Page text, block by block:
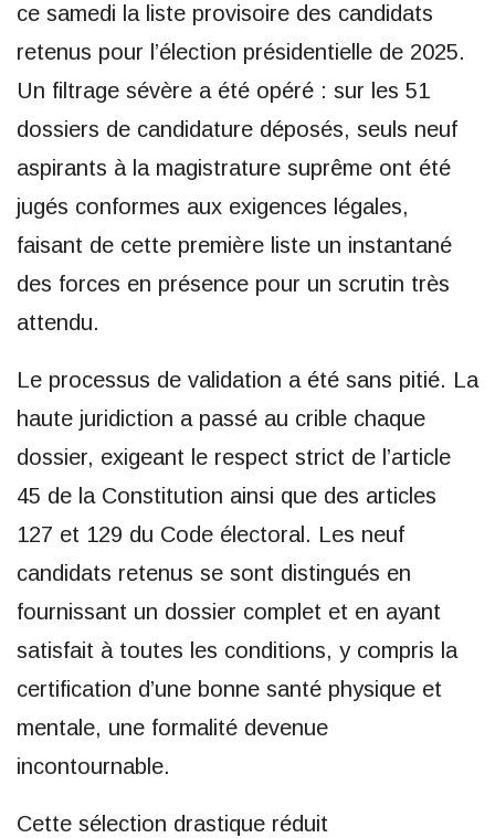
ce samedi la liste provisoire des candidats
retenus pour l’élection présidentielle de 2025.
Un filtrage sévère a été opéré : sur les 51
dossiers de candidature déposés, seuls neuf
aspirants à la magistrature suprême ont été
jugés conformes aux exigences légales,
faisant de cette première liste un instantané
des forces en présence pour un scrutin très
attendu.
Le processus de validation a été sans pitié. La
haute juridiction a passé au crible chaque
dossier, exigeant le respect strict de l’article
45 de la Constitution ainsi que des articles
127 et 129 du Code électoral. Les neuf
candidats retenus se sont distingués en
fournissant un dossier complet et en ayant
satisfait à toutes les conditions, y compris la
certification d’une bonne santé physique et
mentale, une formalité devenue
incontournable.
Cette sélection drastique réduit